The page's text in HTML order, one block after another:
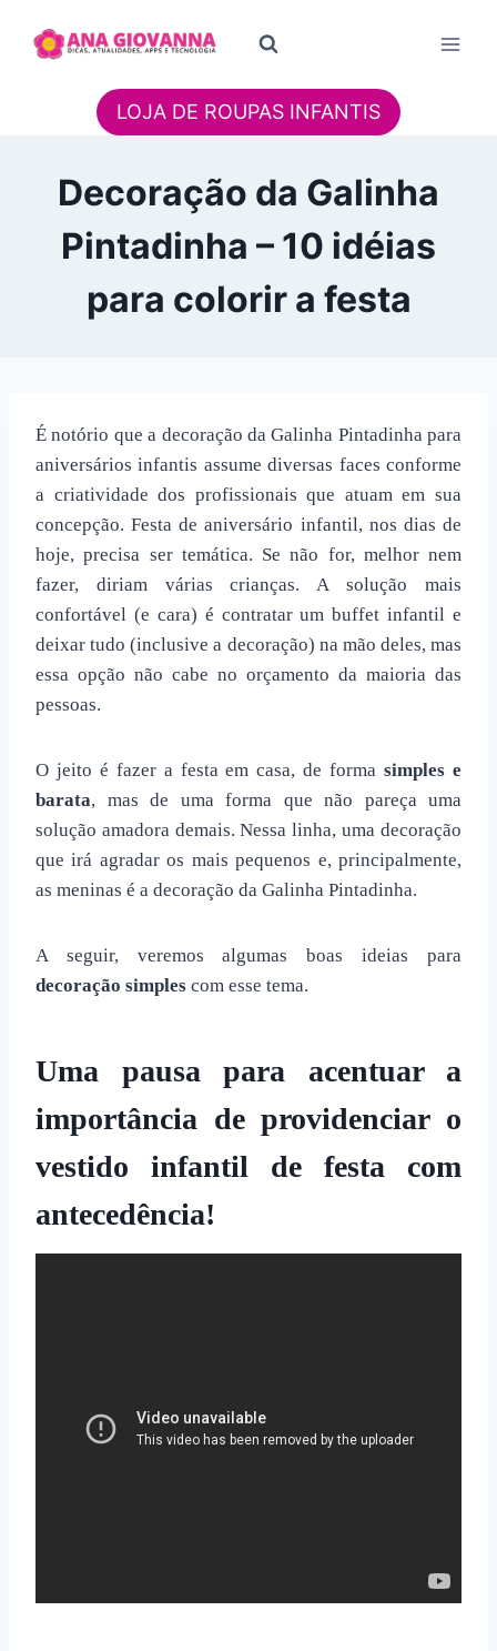
para
LOJA DE ROUPAS INFANTIS
Decoração da Galinha
Pintadinha – 10 idéias
para colorir a festa
É notório que a decoração da Galinha Pintadinha para
aniversários infantis assume diversas faces conforme
a criatividade dos profissionais que atuam em sua
concepção. Festa de aniversário infantil, nos dias de
hoje, precisa ser temática. Se não for, melhor nem
fazer, diriam várias crianças. A solução mais
confortável (e cara) é contratar um buffet infantil e
deixar tudo (inclusive a decoração) na mão deles, mas
essa opção não cabe no orçamento da maioria das
pessoas.
O jeito é fazer a festa em casa, de formasimples e
barata, mas de uma forma que não pareça uma
solução amadora demais. Nessa linha, uma decoração
que irá agradar os mais pequenos e, principalmente,
as meninas é a decoração da Galinha Pintadinha.
A seguir, veremos algumas boas ideias para
decoração simples com esse tema.
Uma pausa para acentuar a
importância de providenciar o
vestido infantil de festa com
antecedência!